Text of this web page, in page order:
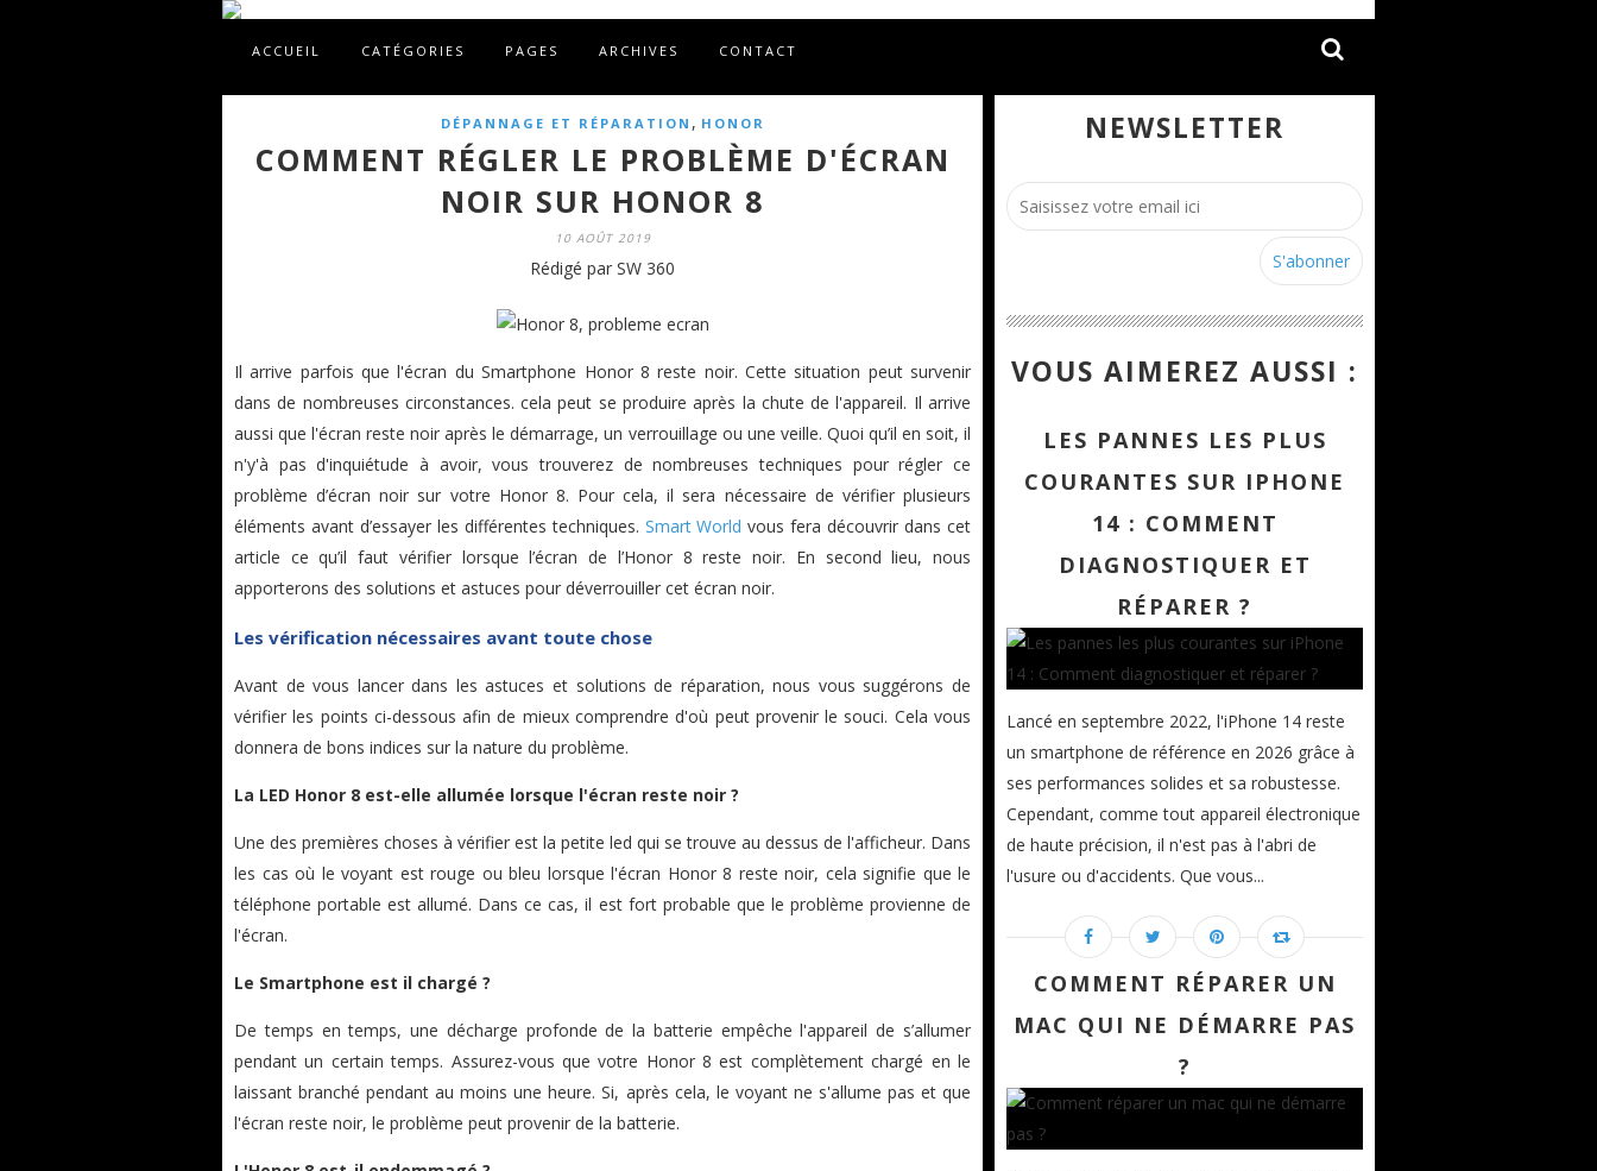
ACCUEIL CATÉGORIES PAGES ARCHIVES CONTACT
DÉPANNAGE ET RÉPARATION , HONOR
COMMENT RÉGLER LE PROBLÈME D'ÉCRAN
NOIR SUR HONOR 8
10 AOÛT 2019
Rédigé par SW 360
Il arrive parfois que l'écran du Smartphone Honor 8 reste noir. Cette situation peut survenir
dans de nombreuses circonstances. cela peut se produire après la chute de l'appareil. Il arrive
aussi que l'écran reste noir après le démarrage, un verrouillage ou une veille. Quoi qu’il en soit, il
n'y'à pas d'inquiétude à avoir, vous trouverez de nombreuses techniques pour régler ce
problème d’écran noir sur votre Honor 8. Pour cela, il sera nécessaire de vérifier plusieurs
éléments avant d’essayer les différentes techniques. Smart World vous fera découvrir dans cet
article ce qu’il faut vérifier lorsque l’écran de l’Honor 8 reste noir. En second lieu, nous
apporterons des solutions et astuces pour déverrouiller cet écran noir.
Les vérification nécessaires avant toute chose
Avant de vous lancer dans les astuces et solutions de réparation, nous vous suggérons de
vérifier les points ci-dessous afin de mieux comprendre d'où peut provenir le souci. Cela vous
donnera de bons indices sur la nature du problème.
La LED Honor 8 est-elle allumée lorsque l'écran reste noir ?
Une des premières choses à vérifier est la petite led qui se trouve au dessus de l'afficheur. Dans
les cas où le voyant est rouge ou bleu lorsque l'écran Honor 8 reste noir, cela signifie que le
téléphone portable est allumé. Dans ce cas, il est fort probable que le problème provienne de
l'écran.
Le Smartphone est il chargé ?
De temps en temps, une décharge profonde de la batterie empêche l'appareil de s’allumer
pendant un certain temps. Assurez-vous que votre Honor 8 est complètement chargé en le
laissant branché pendant au moins une heure. Si, après cela, le voyant ne s'allume pas et que
l'écran reste noir, le problème peut provenir de la batterie.
NEWSLETTER
VOUS AIMEREZ AUSSI :
LES PANNES LES PLUS
COURANTES SUR IPHONE
14 : COMMENT
DIAGNOSTIQUER ET
RÉPARER ?
Lancé en septembre 2022, l'iPhone 14 reste
un smartphone de référence en 2026 grâce à
ses performances solides et sa robustesse.
Cependant, comme tout appareil électronique
de haute précision, il n'est pas à l'abri de
l'usure ou d'accidents. Que vous...
COMMENT RÉPARER UN
MAC QUI NE DÉMARRE PAS
?